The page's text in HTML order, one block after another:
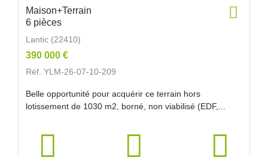
Maison+Terrain
6 pièces
Lantic (22410)
390 000 €
Réf. YLM-26-07-10-209
Belle opportunité pour acquérir ce terrain hors
lotissement de 1030 m2, borné, non viabilisé (EDF,...